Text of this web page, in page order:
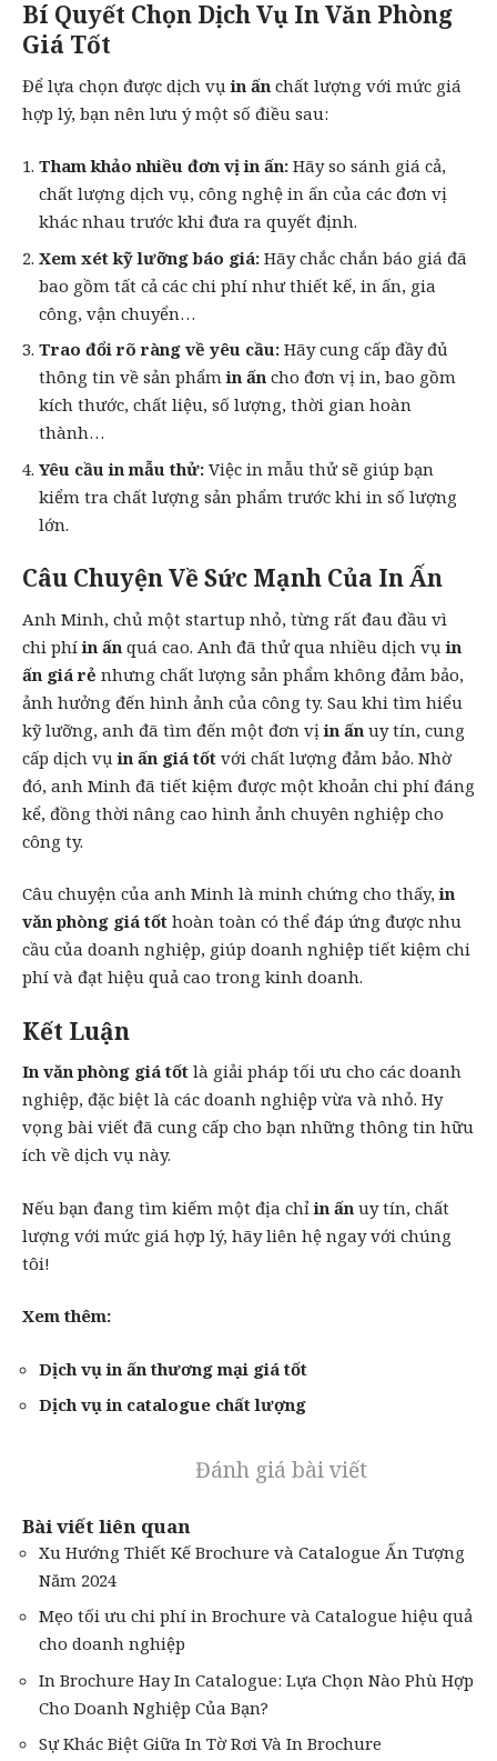
Bí Quyết Chọn Dịch Vụ In Văn Phòng
Giá Tốt
Để lựa chọn được dịch vụin ấn chất lượng với mức giá
hợp lý, bạn nên lưu ý một số điều sau:
Tham khảo nhiều đơn vị in ấn: Hãy so sánh giá cả,
chất lượng dịch vụ, công nghệ in ấn của các đơn vị
khác nhau trước khi đưa ra quyết định.
Xem xét kỹ lưỡng báo giá: Hãy chắc chắn báo giá đã
bao gồm tất cả các chi phí như thiết kế, in ấn, gia
công, vận chuyển…
Trao đổi rõ ràng về yêu cầu: Hãy cung cấp đầy đủ
thông tin về sản phẩmin ấn cho đơn vị in, bao gồm
kích thước, chất liệu, số lượng, thời gian hoàn
thành…
Yêu cầu in mẫu thử: Việc in mẫu thử sẽ giúp bạn
kiểm tra chất lượng sản phẩm trước khi in số lượng
lớn.
Câu Chuyện Về Sức Mạnh Của In Ấn
Anh Minh, chủ một startup nhỏ, từng rất đau đầu vì
chi phíin ấn quá cao. Anh đã thử qua nhiều dịch vụin
ấn giá rẻ nhưng chất lượng sản phẩm không đảm bảo,
ảnh hưởng đến hình ảnh của công ty. Sau khi tìm hiểu
kỹ lưỡng, anh đã tìm đến một đơn vịin ấn uy tín, cung
cấp dịch vụin ấn giá tốt với chất lượng đảm bảo. Nhờ
đó, anh Minh đã tiết kiệm được một khoản chi phí đáng
kể, đồng thời nâng cao hình ảnh chuyên nghiệp cho
công ty.
Câu chuyện của anh Minh là minh chứng cho thấy,in
văn phòng giá tốt hoàn toàn có thể đáp ứng được nhu
cầu của doanh nghiệp, giúp doanh nghiệp tiết kiệm chi
phí và đạt hiệu quả cao trong kinh doanh.
Kết Luận
In văn phòng giá tốt là giải pháp tối ưu cho các doanh
nghiệp, đặc biệt là các doanh nghiệp vừa và nhỏ. Hy
vọng bài viết đã cung cấp cho bạn những thông tin hữu
ích về dịch vụ này.
Nếu bạn đang tìm kiếm một địa chỉin ấn uy tín, chất
lượng với mức giá hợp lý, hãy liên hệ ngay với chúng
tôi!
Xem thêm:
Dịch vụ in ấn thương mại giá tốt
Dịch vụ in catalogue chất lượng
Đánh giá bài viết
Bài viết liên quan
Xu Hướng Thiết Kế Brochure và Catalogue Ấn Tượng
Năm 2024
Mẹo tối ưu chi phí in Brochure và Catalogue hiệu quả
cho doanh nghiệp
In Brochure Hay In Catalogue: Lựa Chọn Nào Phù Hợp
Cho Doanh Nghiệp Của Bạn?
Sự Khác Biệt Giữa In Tờ Rơi Và In Brochure